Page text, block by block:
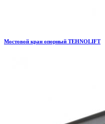
Мостовой кран опорный TEHNOLIFT